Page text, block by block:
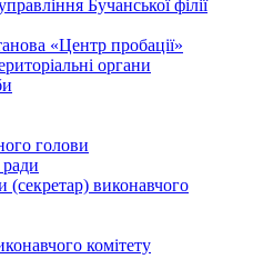
Бучанської філії
«Центр пробації»
органи
голови
виконавчого
комітету